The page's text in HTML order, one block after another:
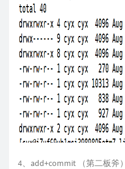
4、add+commit （第二板斧）